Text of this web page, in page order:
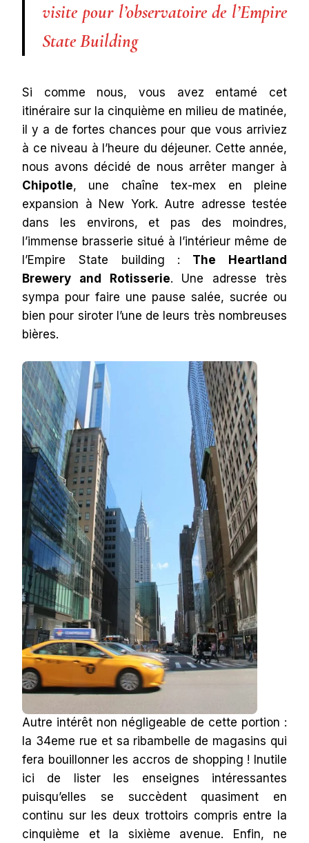
visite pour l’observatoire de l’Empire
State Building
Si comme nous, vous avez entamé cet
itinéraire sur la cinquième en milieu de matinée,
il y a de fortes chances pour que vous arriviez
à ce niveau à l’heure du déjeuner. Cette année,
nous avons décidé de nous arrêter manger à
Chipotle, une chaîne tex-mex en pleine
expansion à New York. Autre adresse testée
dans les environs, et pas des moindres,
l’immense brasserie situé à l’intérieur même de
l’Empire State building : The Heartland
Brewery and Rotisserie. Une adresse très
sympa pour faire une pause salée, sucrée ou
bien pour siroter l’une de leurs très nombreuses
bières.
Autre intérêt non négligeable de cette portion :
la 34eme rue et sa ribambelle de magasins qui
fera bouillonner les accros de shopping ! Inutile
ici de lister les enseignes intéressantes
puisqu’elles se succèdent quasiment en
continu sur les deux trottoirs compris entre la
cinquième et la sixième avenue. Enfin, ne